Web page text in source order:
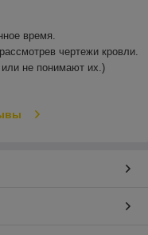
время.
чертежи кровли.
или не понимают их.)